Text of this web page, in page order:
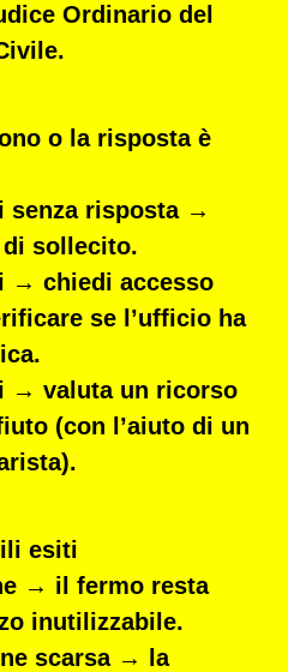
Ordinario del
.
o la risposta è
senza risposta →
di sollecito.
→ chiedi accesso
se l’ufficio ha
→ valuta un ricorso
(con l’aiuto di un
esiti
→ il fermo resta
inutilizzabile.
scarsa → la